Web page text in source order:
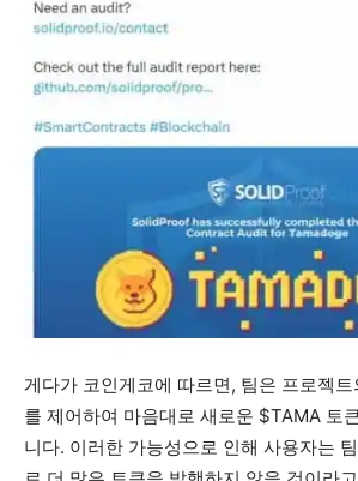
게다가 코인게코에 따르면, 팀은 프로젝
를 제어하여 마음대로 새로운 $TAMA 토
니다. 이러한 가능성으로 인해 사용자는